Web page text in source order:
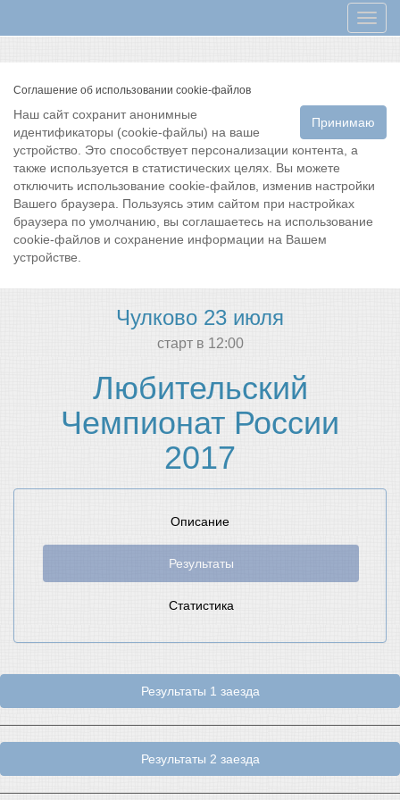
Меню
Соглашение об использовании cookie-файлов
Принимаю
Наш сайт сохранит анонимные
идентификаторы (cookie-файлы) на ваше
устройство. Это способствует персонализации контента, а
также используется в статистических целях. Вы можете
отключить использование cookie-файлов, изменив настройки
Вашего браузера. Пользуясь этим сайтом при настройках
браузера по умолчанию, вы соглашаетесь на использование
cookie-файлов и сохранение информации на Вашем
устройстве.
Чулково 23 июля
cтарт в 12:00
Любительский
Чемпионат России
2017
Описание
Результаты
Статистика
Результаты 1 заезда
Результаты 2 заезда